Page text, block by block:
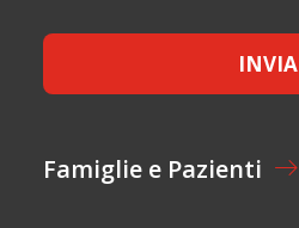
O
C
E
T
O
INVIA
Famiglie e Pazienti